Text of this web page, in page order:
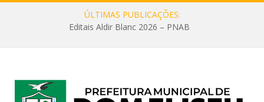
ÚLTIMAS PUBLICAÇÕES:
Editais Aldir Blanc 2026 – PNAB